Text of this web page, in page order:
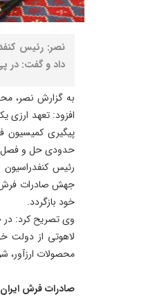
نصر: رئیس
داد و گفت: در
به گزارش نصر،
افزود: تعهد ارزی
پیگیری کمیسیون
حدودی حل و
رئیس
جهش صادرات فرش
خود بازگردد.
وی تصریح کرد: در
لاهوتی از دولت
محصولات ارزآور،
صادرات فرش ایران به ۴۱ میلیون